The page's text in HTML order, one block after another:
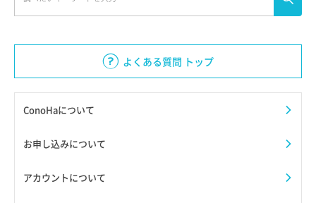
よくある質問 トップ
ConoHaについて
お申し込みについて
アカウントについて